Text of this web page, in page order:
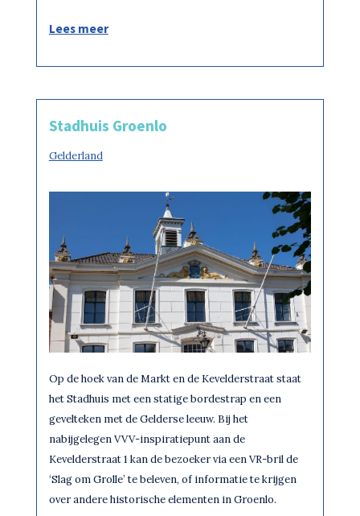
Lees meer
Stadhuis Groenlo
Gelderland
Op de hoek van de Markt en de Kevelderstraat staat
het Stadhuis met een statige bordestrap en een
gevelteken met de Gelderse leeuw. Bij het
nabijgelegen VVV-inspiratiepunt aan de
Kevelderstraat 1 kan de bezoeker via een VR-bril de
‘Slag om Grolle’ te beleven, of informatie te krijgen
over andere historische elementen in Groenlo.